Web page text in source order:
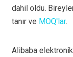
dahil oldu.
tanır ve MOQ'lar.
Alibaba